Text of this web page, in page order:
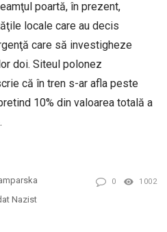
poartă, în prezent,
locale care au decis
care să investigheze
doi. Siteul polonez
că în tren s-ar afla peste
10% din valoarea totală a
Nazist
0 1002